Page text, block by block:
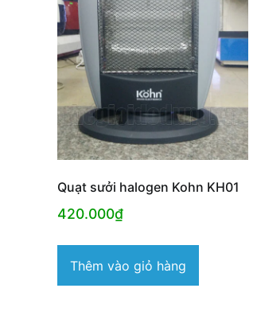
Quạt sưởi halogen Kohn KH01
420.000₫
Thêm vào giỏ hàng